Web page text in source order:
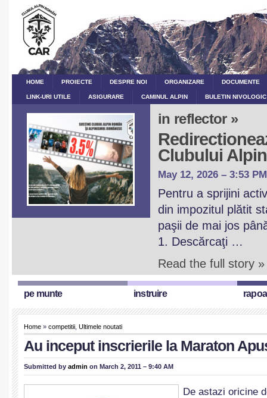
HOME PROIECTE DESPRE NOI ORGANIZARE DOCUMENTE
LINK-URI UTILE ASIGURARE CAMINUL ALPIN BULETIN
in reflector »
Clubului
May 12, 2026 – 3:53 PM
Pentru a sprijini
din impozitul plătit
paşii de mai jos
1. Descărcaţi …
Read the full story »
pe munte instruire
Home » competitii Ultimele noutati
Au inceput inscrierile la Maraton
Submitted by admin on March 2, 2011 – 9:40 AM
De astazi oricine